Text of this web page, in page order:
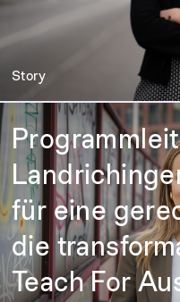
Story
für eine
die
Teach For